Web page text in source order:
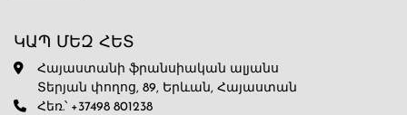
ԿԱՊ ՄԵԶ ՀԵՏ
Հայաստանի ֆրանսիական ալյանս
Տերյան փողոց, 89, Երևան, Հայաստան
Հեռ.՝ +37498 801238